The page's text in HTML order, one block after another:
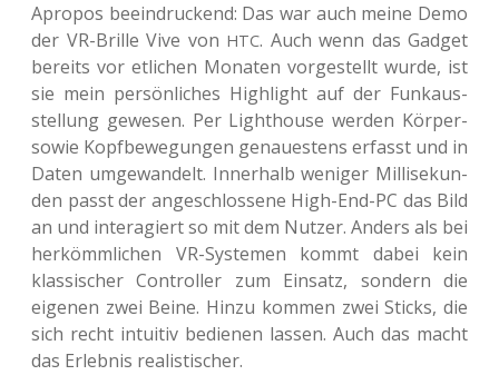
Apro­pos beein­dru­ckend: Das war auch meine Demo
der VR-Brille Vive von HTC. Auch wenn das Gadget
bereits vor etli­chen Mona­ten vor­ge­stellt wurde, ist
sie mein per­sön­li­ches High­light auf der Funk­aus­
stel­lung gewe­sen. Per Light­house werden Körper-
sowie Kopf­be­we­gun­gen genau­es­tens erfasst und in
Daten umge­wan­delt. Inner­halb weni­ger Mil­li­se­kun­
den passt der ange­schlos­se­ne High-End-PC das Bild
an und inter­agiert so mit dem Nutzer. Anders als bei
her­kömm­li­chen VR-Sys­te­men kommt dabei kein
klas­si­scher Con­trol­ler zum Ein­satz, son­dern die
eige­nen zwei Beine. Hinzu kommen zwei Sticks, die
sich recht intui­tiv bedie­nen lassen. Auch das macht
das Erleb­nis realistischer.